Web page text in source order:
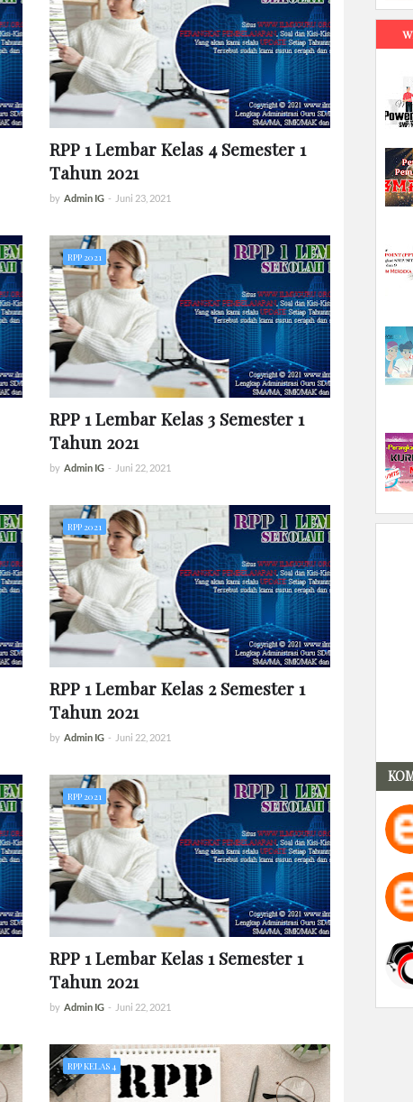
RPP 1 Lembar Kelas 4 Semester 1
Tahun 2021
by Admin IG - Juni 23, 2021
RPP 2021
RPP 1 Lembar Kelas 3 Semester 1
Tahun 2021
by Admin IG - Juni 22, 2021
RPP 2021
RPP 1 Lembar Kelas 2 Semester 1
Tahun 2021
by Admin IG - Juni 22, 2021
RPP 2021
RPP 1 Lembar Kelas 1 Semester 1
Tahun 2021
by Admin IG - Juni 22, 2021
RPP KELAS 4